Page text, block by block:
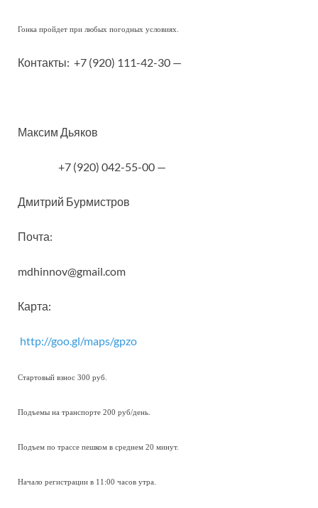
Гонка пройдет при любых погодных условиях.
Контакты: +7 (920) 111-42-30 —
Максим Дьяков
+7 (920) 042-55-00 —
Дмитрий Бурмистров
Почта:
mdhinnov@gmail.com
Карта:
http://goo.gl/maps/gpzo
Стартовый взнос 300 руб.
Подъемы на транспорте 200 руб/день.
Подъем по трассе пешком в среднем 20 минут.
Начало регистрации в 11:00 часов утра.